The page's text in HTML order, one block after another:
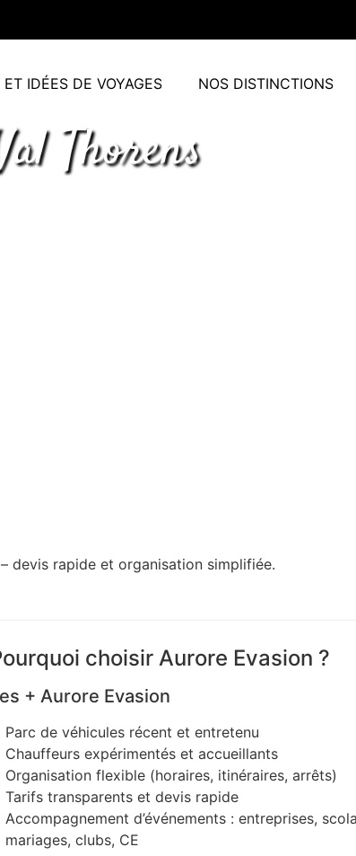
IDÉES DE VOYAGES NOS DISTINCTIONS
Thorens
devis rapide et organisation simplifiée.
choisir Aurore Evasion ?
+ Aurore Evasion
Parc de véhicules récent et entretenu
Chauffeurs expérimentés et accueillants
Organisation flexible (horaires, itinéraires, arrêts)
Tarifs transparents et devis rapide
Accompagnement d’événements : entreprises,
mariages, clubs, CE